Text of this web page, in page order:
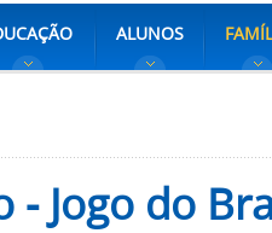
ALUNOS
- Jogo do